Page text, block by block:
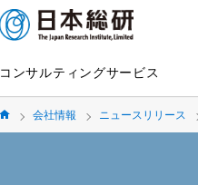
コンサルティングサービス
会社情報 ニュースリリース